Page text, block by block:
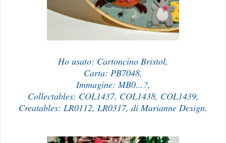
Ho usato: Cartoncino Bristol,
Carta: PB7048,
Immagine: MB0...?,
Collectables: COL1437, COL1438, COL1439,
Creatables: LR0112, LR0317, di Marianne Design.